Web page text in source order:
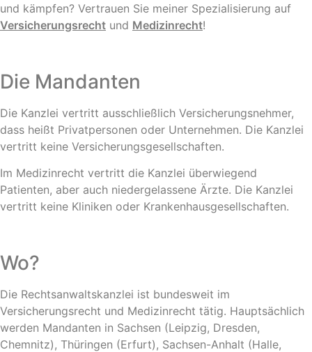
und kämpfen? Vertrauen Sie meiner Spezialisierung auf
Versicherungsrecht und Medizinrecht!
Die Mandanten
Die Kanzlei vertritt ausschließlich Versicherungsnehmer,
dass heißt Privatpersonen oder Unternehmen. Die Kanzlei
vertritt keine Versicherungsgesellschaften.
Im Medizinrecht vertritt die Kanzlei überwiegend
Patienten, aber auch niedergelassene Ärzte. Die Kanzlei
vertritt keine Kliniken oder Krankenhausgesellschaften.
Wo?
Die Rechtsanwaltskanzlei ist bundesweit im
Versicherungsrecht und Medizinrecht tätig. Hauptsächlich
werden Mandanten in Sachsen (Leipzig, Dresden,
Chemnitz), Thüringen (Erfurt), Sachsen-Anhalt (Halle,